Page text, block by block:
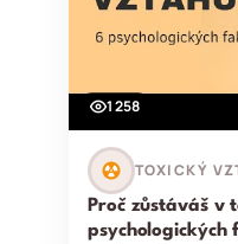
1 258
TOXICKÝ
Proč zůstáváš v
psychologických